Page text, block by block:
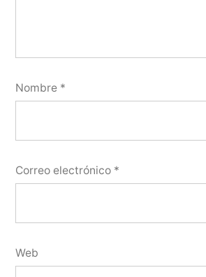
Nombre *
Correo electrónico *
Web